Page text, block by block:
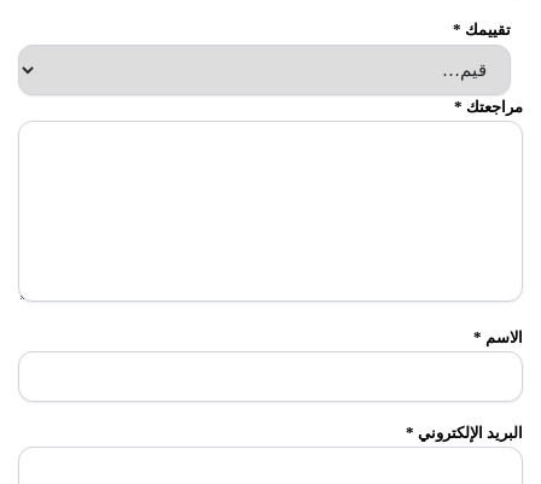
تقييمك *
مراجعتك *
الاسم *
البريد الإلكتروني *